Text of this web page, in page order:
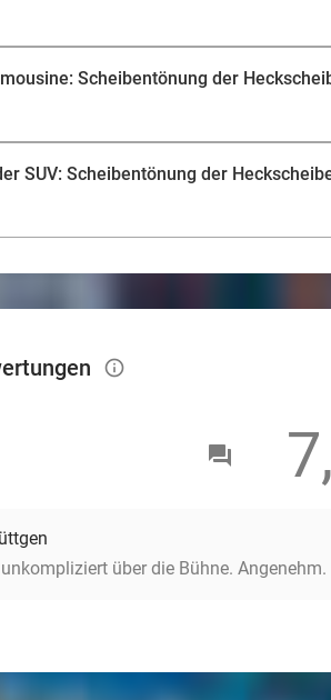
Scheibentönung der
SUV: Scheibentönung der
info_outlined
über die Bühne. Angenehm.